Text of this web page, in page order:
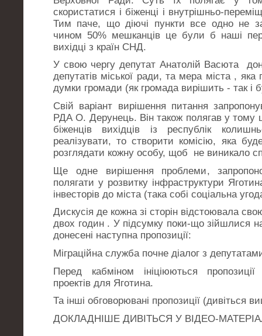
скористатися і біженці і внутрішньо-
Тим паче, що діючі пункти все одно не
чином 50% мешканців це були б наші
вихідці з країн СНД.
У свою чергу депутат Анатолій Васюта
депутатів міської ради, та мера міста ,
думки громади (як громада вирішить - так і
Свій варіант вирішення питання
РДА О. Дерунець. Він також полягав у тому
біженців вихідців із республік
реалізувати, то створити комісію, яка
розглядати кожну особу, щоб не виникало
Ще одне вирішення проблеми,
полягати у розвитку інфраструктури
інвесторів до міста (така собі соціальна
Дискусія де кожна зі сторін відстоювала
двох годин . У підсумку поки-що зійшлися
донесені наступна пропозиції:
Міграційна служба почне діалог з
Перед кабміном ініціюються пропозиції
проектів для Яготина.
Та інші обговорювані пропозиції (дивіться
ДОКЛАДНІШЕ ДИВІТЬСЯ У ВІДЕО-